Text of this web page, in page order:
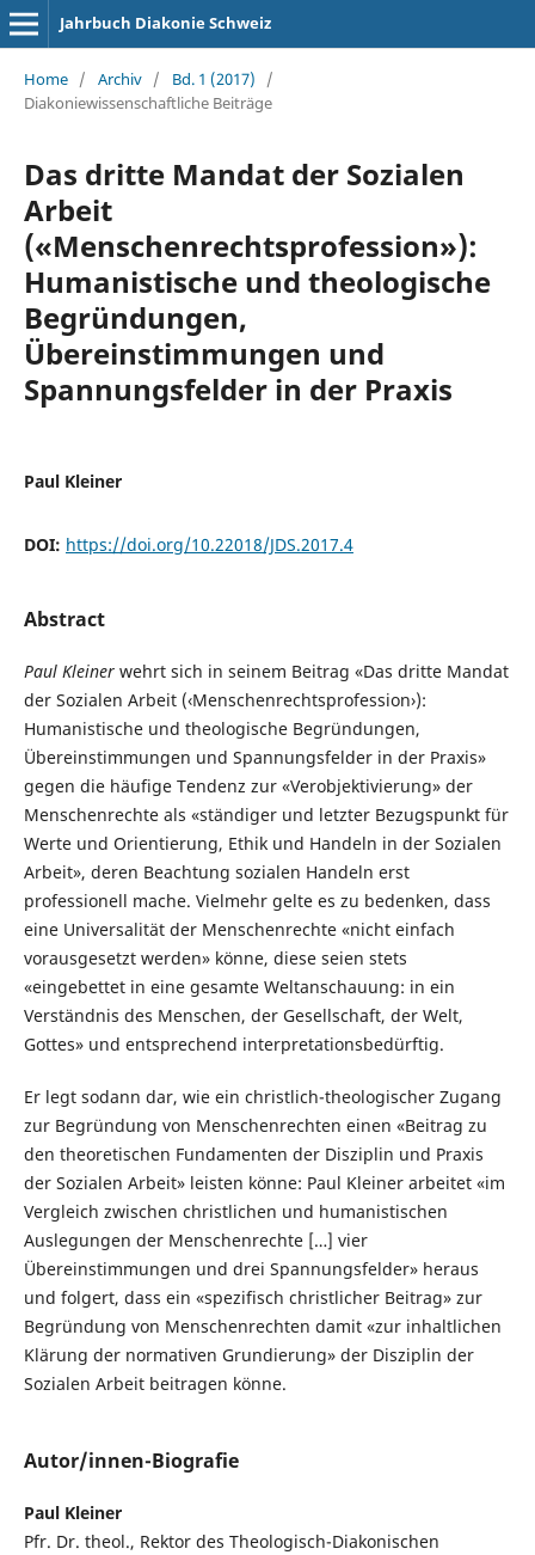
Jahrbuch Diakonie Schweiz
Home / Archiv / Bd. 1 (2017)
/
Diakoniewissenschaftliche Beiträge
Das dritte Mandat der Sozialen
Arbeit
(«Menschenrechtsprofession»):
Humanistische und theologische
Begründungen,
Übereinstimmungen und
Spannungsfelder in der Praxis
Paul Kleiner
DOI: https://doi.org/10.22018/JDS.2017.4
Abstract
Paul Kleinerwehrt sich in seinem Beitrag «Das dritte Mandat
der Sozialen Arbeit (‹Menschenrechtsprofession›):
Humanistische und theologische Begründungen,
Übereinstimmungen und Spannungsfelder in der Praxis»
gegen die häufige Tendenz zur «Verobjektivierung» der
Menschenrechte als «ständiger und letzter Bezugspunkt für
Werte und Orientierung, Ethik und Handeln in der Sozialen
Arbeit», deren Beachtung sozialen Handeln erst
professionell mache. Vielmehr gelte es zu bedenken, dass
eine Universalität der Menschenrechte «nicht einfach
vorausgesetzt werden» könne, diese seien stets
«eingebettet in eine gesamte Weltanschauung: in ein
Verständnis des Menschen, der Gesellschaft, der Welt,
Gottes» und entsprechend interpretationsbedürftig.
Er legt sodann dar, wie ein christlich-theologischer Zugang
zur Begründung von Menschenrechten einen «Beitrag zu
den theoretischen Fundamenten der Disziplin und Praxis
der Sozialen Arbeit» leisten könne: Paul Kleiner arbeitet «im
Vergleich zwischen christlichen und humanistischen
Auslegungen der Menschenrechte […] vier
Übereinstimmungen und drei Spannungsfelder» heraus
und folgert, dass ein «spezifisch christlicher Beitrag» zur
Begründung von Menschenrechten damit «zur inhaltlichen
Klärung der normativen Grundierung» der Disziplin der
Sozialen Arbeit beitragen könne.
Autor/innen-Biografie
Paul Kleiner
Pfr. Dr. theol., Rektor des Theologisch-Diakonischen